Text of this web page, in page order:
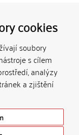
cookies
soubory
s cílem
analýzy
a zjištění